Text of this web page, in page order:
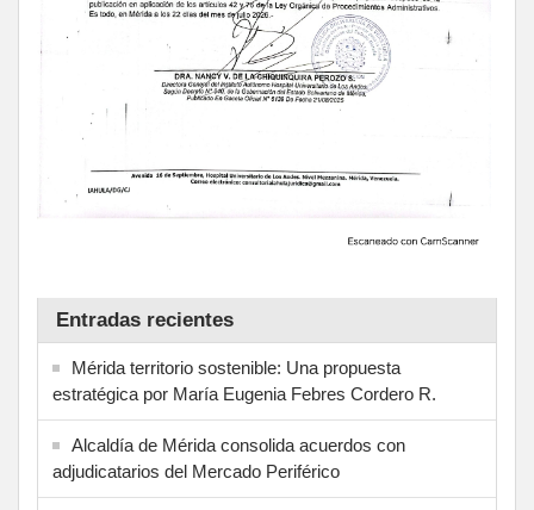
Entradas recientes
Mérida territorio sostenible: Una propuesta
estratégica por María Eugenia Febres Cordero R.
Alcaldía de Mérida consolida acuerdos con
adjudicatarios del Mercado Periférico